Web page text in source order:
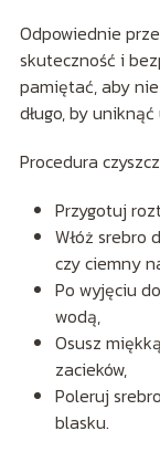
Odpowiednie
skuteczność i
pamiętać, aby
długo, by
Procedura
Przygotuj
Włóż srebro
czy ciemny
Po wyjęciu
wodą,
Osusz
zacieków,
Poleruj
blasku.